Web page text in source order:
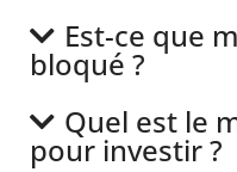
Est-ce que
bloqué ?
Quel est le
pour investir ?